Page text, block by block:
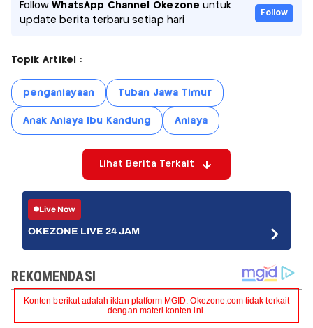
FollowWhatsApp Channel Okezone untuk
update berita terbaru setiap hari
Follow
Topik Artikel :
penganiayaan Tuban Jawa Timur
Anak Aniaya Ibu Kandung Aniaya
Lihat Berita Terkait
Live Now
OKEZONE LIVE 24 JAM